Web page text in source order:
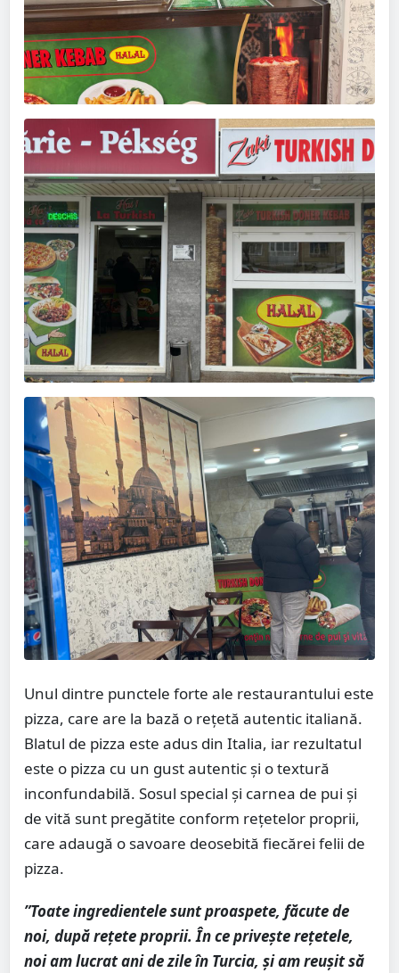
Unul dintre punctele forte ale restaurantului este
pizza, care are la bază o rețetă autentic italiană.
Blatul de pizza este adus din Italia, iar rezultatul
este o pizza cu un gust autentic și o textură
inconfundabilă. Sosul special și carnea de pui și
de vită sunt pregătite conform rețetelor proprii,
care adaugă o savoare deosebită fiecărei felii de
pizza.
”Toate ingredientele sunt proaspete, făcute de
noi, după rețete proprii. În ce privește rețetele,
noi am lucrat ani de zile în Turcia, și am reușit să